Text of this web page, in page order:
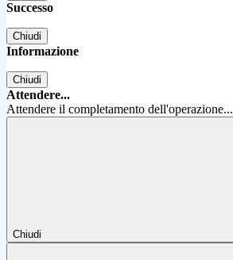
Successo
Chiudi
Informazione
Chiudi
Attendere...
Attendere il completamento dell'operazione...
Chiudi